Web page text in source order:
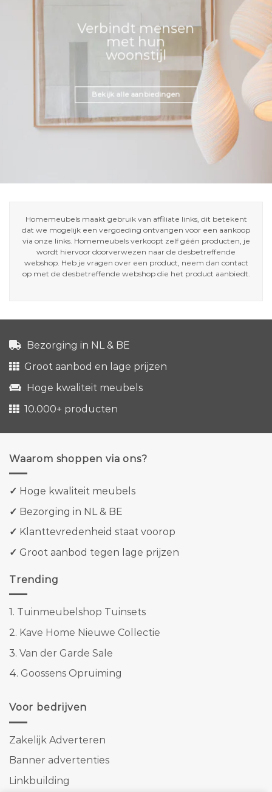
Verbindt mensen
met hun
woonstijl
Bekijk alle aanbiedingen
Homemeubels maakt gebruik van affiliate links, dit betekent
dat we mogelijk een vergoeding ontvangen voor een aankoop
via onze links. Homemeubels verkoopt zelf géén producten, je
wordt hiervoor doorverwezen naar de desbetreffende
webshop. Heb je vragen over een product, neem dan contact
op met de desbetreffende webshop die het product aanbiedt.
Bezorging in NL & BE
Groot aanbod en lage prijzen
Hoge kwaliteit meubels
10.000+ producten
Waarom shoppen via ons?
✓ Hoge kwaliteit meubels
✓ Bezorging in NL & BE
✓ Klanttevredenheid staat voorop
✓ Groot aanbod tegen lage prijzen
Trending
1. Tuinmeubelshop Tuinsets
2. Kave Home Nieuwe Collectie
3. Van der Garde Sale
4. Goossens Opruiming
Voor bedrijven
Zakelijk Adverteren
Banner advertenties
Linkbuilding